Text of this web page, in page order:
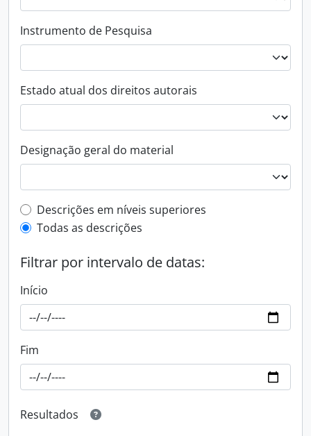
Instrumento de Pesquisa
Estado atual dos direitos autorais
Designação geral do material
Filtro de descrição de nível superior
Descrições em níveis superiores
Todas as descrições
Filtrar por intervalo de datas:
Início
Fim
Resultados